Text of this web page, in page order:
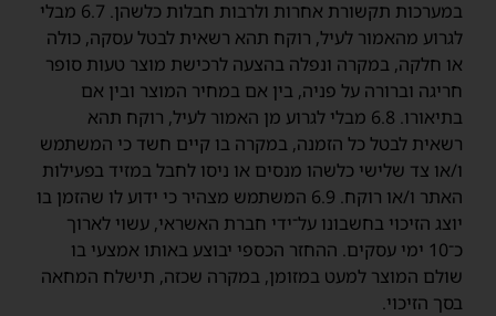
במערכות תקשורת אחרות ולרבות חבלות כלשהן. 6.7 מבלי
לגרוע מהאמור לעיל, רוקח תהא רשאית לבטל עסקה, כולה
או חלקה, במקרה ונפלה בהצעה לרכישת מוצר טעות סופר
חריגה וברורה על פניה, בין אם במחיר המוצר ובין אם
בתיאורו. 6.8 מבלי לגרוע מן האמור לעיל, רוקח תהא
רשאית לבטל כל הזמנה, במקרה בו קיים חשד כי המשתמש
ו/או צד שלישי כלשהו מנסים או ניסו לחבל במזיד בפעילות
האתר ו/או רוקח. 6.9 המשתמש מצהיר כי ידוע לו שהזמן בו
יוצג הזיכוי בחשבונו על־ידי חברת האשראי, עשוי לארוך
כ־10 ימי עסקים. ההחזר הכספי יבוצע באותו אמצעי בו
שולם המוצר למעט במזומן, במקרה שכזה, תישלח המחאה
בסך הזיכוי.